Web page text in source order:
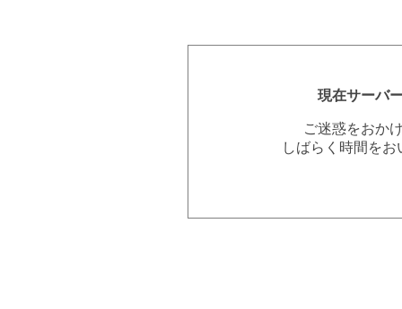
現在サーバ
ご迷惑をおか
しばらく時間を